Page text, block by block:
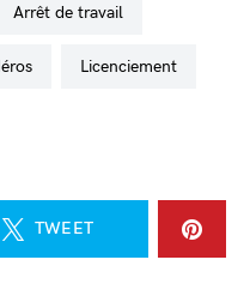
arrêt de travail
Héros licenciement
TWEET